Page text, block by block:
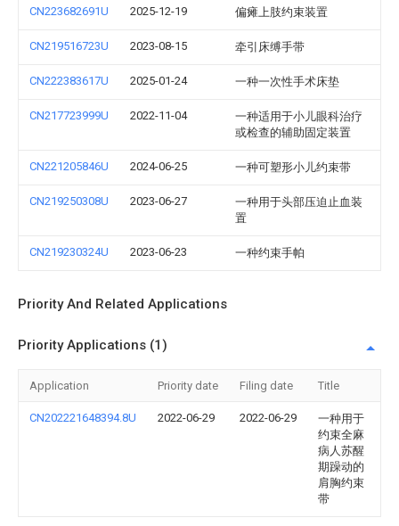
CN223682691U 2025-12-19 偏瘫上肢约束装置
CN219516723U 2023-08-15 牵引床缚手带
CN222383617U 2025-01-24 一种一次性手术床垫
CN217723999U 2022-11-04
一种适用于小儿眼科治疗
或检查的辅助固定装置
CN221205846U 2024-06-25 一种可塑形小儿约束带
CN219250308U 2023-06-27
一种用于头部压迫止血装
置
CN219230324U 2023-06-23 一种约束手帕
Priority And Related Applications
Priority Applications (1)
Application Priority date Filing date Title
CN202221648394.8U 2022-06-29 2022-06-29
一种用于
约束全麻
病人苏醒
期躁动的
肩胸约束
带